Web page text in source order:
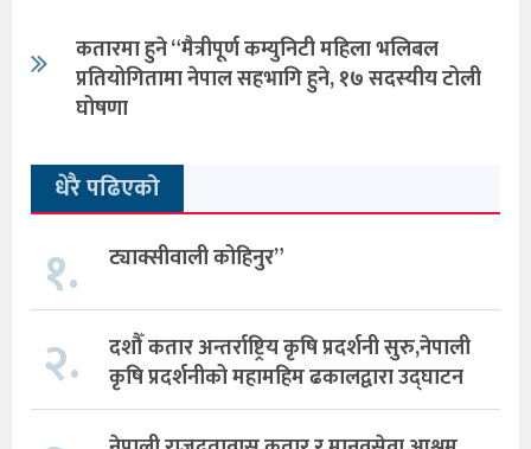
कतारमा हुने “मैत्रीपूर्ण कम्युनिटी महिला भलिबल
प्रतियोगितामा नेपाल सहभागि हुने, १७ सदस्यीय टोली
घोषणा
धेरै पढिएको
१. ट्याक्सीवाली कोहिनुर”
२.
दशौँ कतार अन्तर्राष्ट्रिय कृषि प्रदर्शनी सुरु,नेपाली
कृषि प्रदर्शनीको महामहिम ढकालद्वारा उद्घाटन